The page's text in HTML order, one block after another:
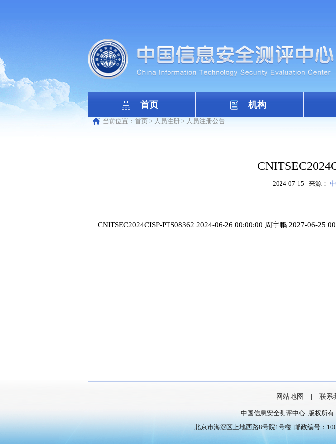
首页 机构
当前位置： 首页 > 人员注册 > 人员注册公告
2024-07-15 来源：
CNITSEC2024CISP-PTS08362 2024-06-26 00:00:00 周宇鹏 2027-06-25
网站地图 联系
中国信息安全测评中心 版权所有
北京市海淀区上地西路8号院1号楼 邮政编号：